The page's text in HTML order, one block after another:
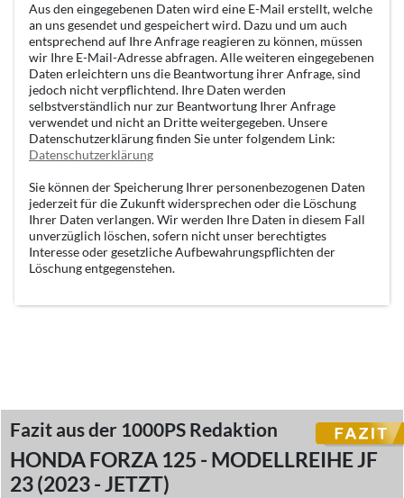
Aus den eingegebenen Daten wird eine E-Mail erstellt, welche
an uns gesendet und gespeichert wird. Dazu und um auch
entsprechend auf Ihre Anfrage reagieren zu können, müssen
wir Ihre E-Mail-Adresse abfragen. Alle weiteren eingegebenen
Daten erleichtern uns die Beantwortung ihrer Anfrage, sind
jedoch nicht verpflichtend. Ihre Daten werden
selbstverständlich nur zur Beantwortung Ihrer Anfrage
verwendet und nicht an Dritte weitergegeben. Unsere
Datenschutzerklärung finden Sie unter folgendem Link:
Datenschutzerklärung
Sie können der Speicherung Ihrer personenbezogenen Daten
jederzeit für die Zukunft widersprechen oder die Löschung
Ihrer Daten verlangen. Wir werden Ihre Daten in diesem Fall
unverzüglich löschen, sofern nicht unser berechtigtes
Interesse oder gesetzliche Aufbewahrungspflichten der
Löschung entgegenstehen.
Fazit aus der 1000PS Redaktion
HONDA FORZA 125 - MODELLREIHE JF
23 (2023 - JETZT)